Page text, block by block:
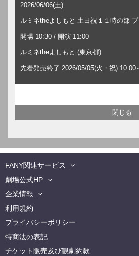
2026/06/06(土)
ルミネtheよしもと 土日祝１１時の部
開場 10:30 / 開演 11:00
ルミネtheよしもと (東京都)
先着発売終了 2026/05/05(火・祝) 10:00
FANY関連サービス
劇場公式HP
企業情報
利用規約
プライバシーポリシー
特商法の表記
チケット販売及び観劇約款